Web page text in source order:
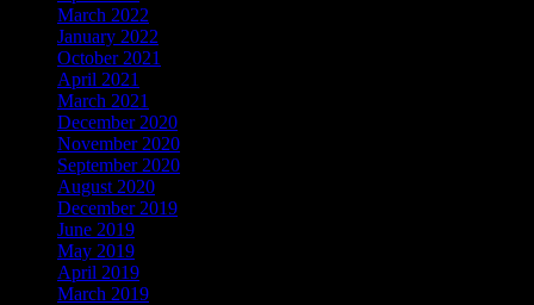
March 2022
January 2022
October 2021
April 2021
March 2021
December 2020
November 2020
September 2020
August 2020
December 2019
June 2019
May 2019
April 2019
March 2019